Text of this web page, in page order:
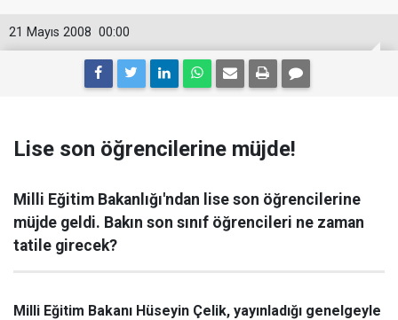
00:00
21 Mayıs 2008
Lise son öğrencilerine müjde!
Milli Eğitim Bakanlığı'ndan lise son öğrencilerine
müjde geldi. Bakın son sınıf öğrencileri ne zaman
tatile girecek?
Milli Eğitim Bakanı Hüseyin Çelik, yayınladığı genelgeyle